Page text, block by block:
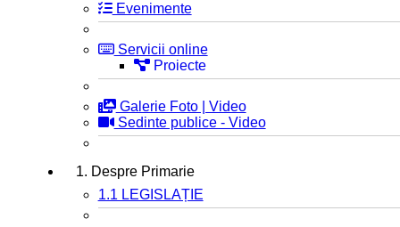
Evenimente
Servicii online
Proiecte
Galerie Foto | Video
Sedinte publice - Video
1. Despre Primarie
1.1 LEGISLAȚIE